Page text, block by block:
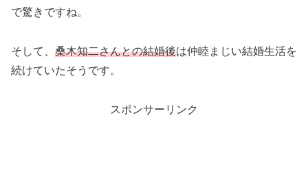
で驚きですね。
そして、 桑木知二さんとの結婚後は仲睦まじい結婚生活を
続けていたそうです。
スポンサーリンク